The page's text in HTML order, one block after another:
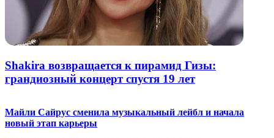
Shakira возвращается к пирамид Гизы:
грандиозный концерт спустя 19 лет
Майли Сайрус сменила музыкальный лейбл и начала
новый этап карьеры